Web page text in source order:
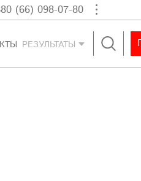
(66) 098-07-80
РЕЗУЛЬТАТЫ